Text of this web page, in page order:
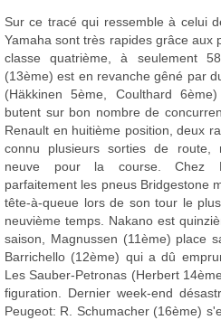
Sur ce tracé qui ressemble à celui
Yamaha sont très rapides grâce aux
classe quatrième, à seulement
(13ème) est en revanche gêné par
(Häkkinen 5ème, Coulthard
butent sur bon nombre de
Renault en huitième position, deux
connu plusieurs sorties de route,
neuve pour la course. Chez
parfaitement les pneus Bridgestone
tête-à-queue lors de son tour le
neuvième temps. Nakano est
saison, Magnussen (11ème) place
Barrichello (12ème) qui a dû
Les Sauber-Petronas (Herbert
figuration. Dernier week-end
Peugeot: R. Schumacher (16ème)